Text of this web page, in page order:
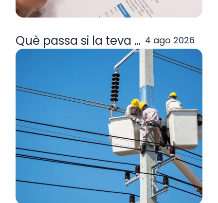
Què passa si la teva 4 ago 2026